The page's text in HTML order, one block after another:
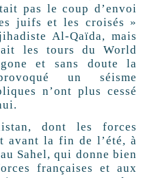
pas le coup d’envoi
juifs et les croisés »
Al-Qaïda, mais
les tours du World
et sans doute la
un séisme
n’ont plus cessé
dont les forces
avant la fin de l’été, à
Sahel, qui donne bien
françaises et aux